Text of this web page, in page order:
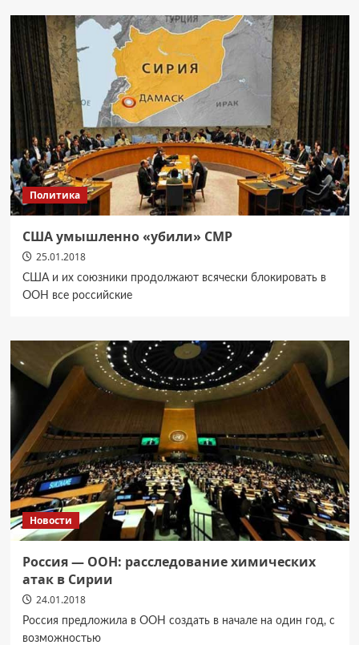
Политика
США умышленно «убили» СМР
25.01.2018
США и их союзники продолжают всячески блокировать в
ООН все российские
Новости
Россия — ООН: расследование химических
атак в Сирии
24.01.2018
Россия предложила в ООН создать в начале на один год, с
возможностью